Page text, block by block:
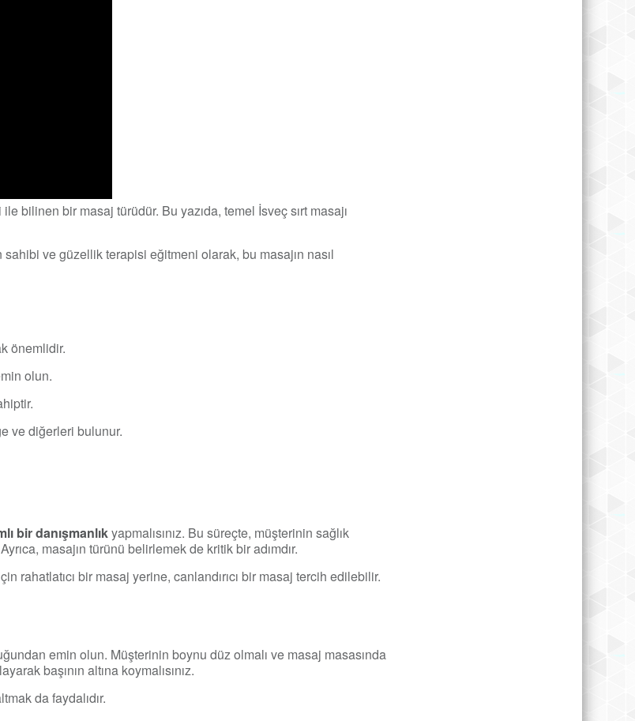
bilinen bir masaj türüdür. Bu yazıda, temel İsveç sırt masajı
ve güzellik terapisi eğitmeni olarak, bu masajın nasıl
önemlidir.
olun.
ve diğerleri bulunur.
bir danışmanlıkyapmalısınız. Bu süreçte, müşterinin sağlık
masajın türünü belirlemek de kritik bir adımdır.
rahatlatıcı bir masaj yerine, canlandırıcı bir masaj tercih edilebilir.
emin olun. Müşterinin boynu düz olmalı ve masaj masasında
başının altına koymalısınız.
da faydalıdır.